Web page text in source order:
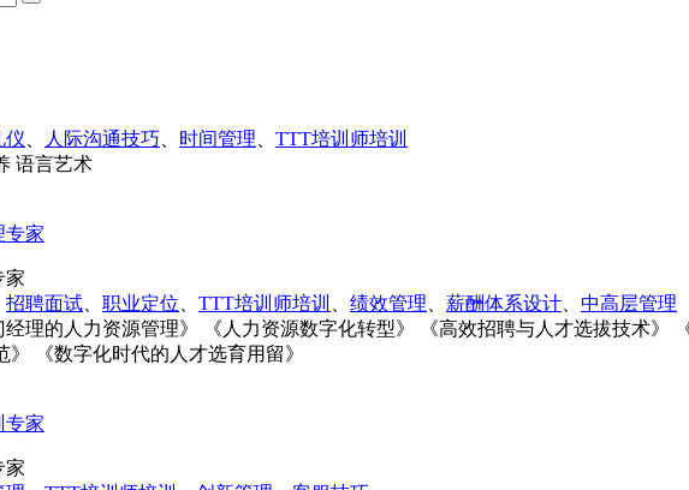
仪 人际沟通技巧 时间管理
TTT培训师培训
语言艺术
家
招聘面试 职业定位 TTT培训师培训 绩效管理 薪酬体系设计
中高层管理
经理的人力资源管理》 《人力资源数字化转型》 《高效招聘与人才选拔技术
《数字化时代的人才选育用留》
家